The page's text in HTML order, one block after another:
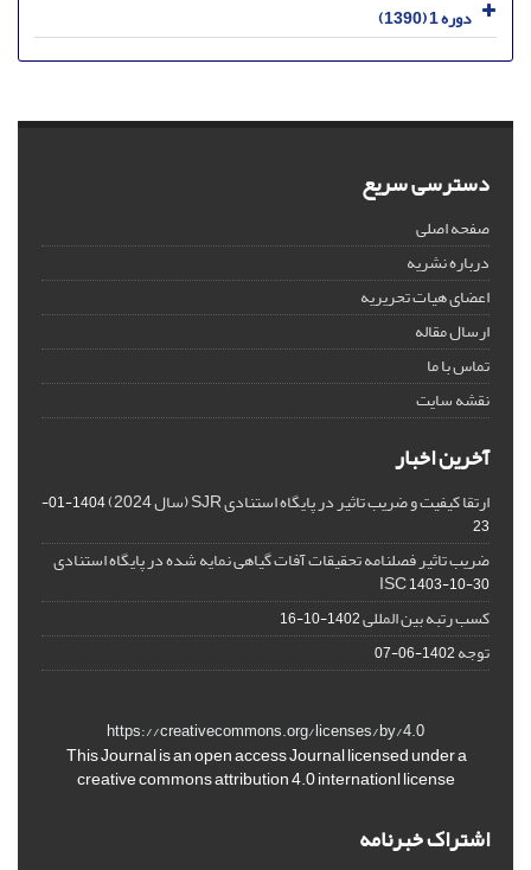
دوره 1 (1390)
دسترسی سریع
صفحه اصلی
درباره نشریه
اعضای هیات تحریریه
ارسال مقاله
تماس با ما
نقشه سایت
آخرین اخبار
ارتقا کیفیت و ضریب تاثیر در پایگاه استنادی SJR (سال 2024)
1404-01-
23
ضریب تاثیر فصلنامه تحقیقات آفات گیاهی نمایه شده در پایگاه استنادی
ISC1403-10-30
کسب رتبه بین المللی1402-10-16
توجه1402-06-07
https://creativecommons.org/licenses/by/4.0
This Journal is an open access Journal licensed under a
creative commons attribution 4.0 internationl license
اشتراک خبرنامه